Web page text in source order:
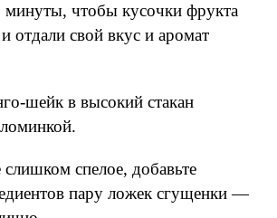
чтобы кусочки фрукта
отдали свой вкус и аромат
шейк в высокий стакан
спелое, добавьте
пару ложек сгущенки —